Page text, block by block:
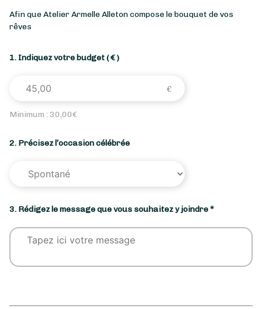
Afin que Atelier Armelle Alleton compose le bouquet de vos
rêves
1. Indiquez votre budget( € )
Minimum : 30,00€
2. Précisez l’occasion célébrée
3. Rédigez le message que vous souhaitez y joindre *